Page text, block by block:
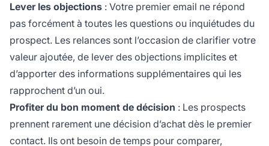
Lever les objections : Votre premier email ne répond
pas forcément à toutes les questions ou inquiétudes du
prospect. Les relances sont l’occasion de clarifier votre
valeur ajoutée, de lever des objections implicites et
d’apporter des informations supplémentaires qui les
rapprochent d’un oui.
Profiter du bon moment de décision : Les prospects
prennent rarement une décision d’achat dès le premier
contact. Ils ont besoin de temps pour comparer,